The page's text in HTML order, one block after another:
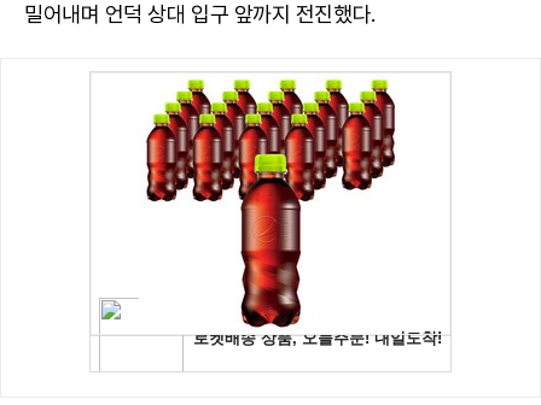
밀어내며 언덕 상대 입구 앞까지 전진했다.